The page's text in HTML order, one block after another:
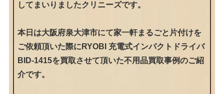
してまいりましたクリニーズです。
本日は大阪府泉大津市にて家一軒まるごと片付けを
ご依頼頂いた際にRYOBI 充電式インパクトドライバ
BID-1415を買取させて頂いた不用品買取事例のご紹
介です。